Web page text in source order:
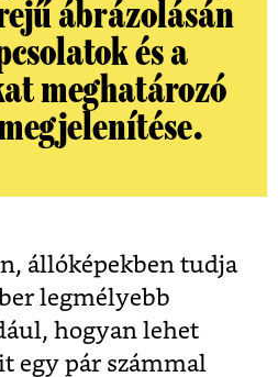
ábrázolásán
és a
meghatározó
állóképekben tudja
legmélyebb
hogyan lehet
egy pár számmal